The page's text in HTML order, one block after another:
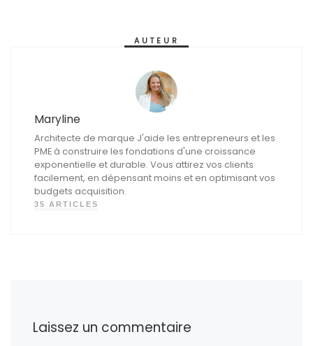
AUTEUR
Maryline
Architecte de marque J'aide les entrepreneurs et les
PME à construire les fondations d'une croissance
exponentielle et durable. Vous attirez vos clients
facilement, en dépensant moins et en optimisant vos
budgets acquisition.
35 ARTICLES
Laissez un commentaire